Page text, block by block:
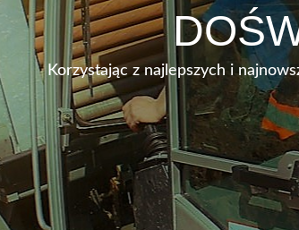
Korzystając z najlepszych i